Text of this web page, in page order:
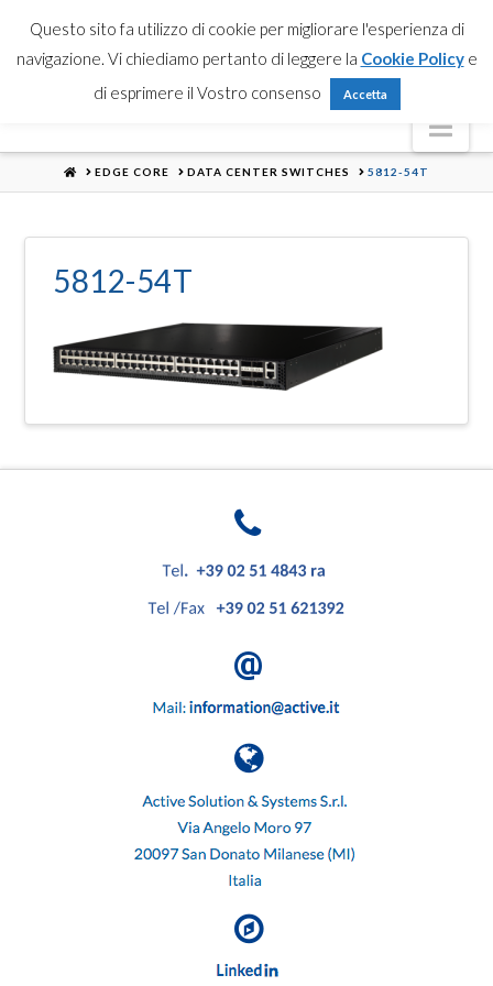
HOMEEDGE CORE DATA CENTER SWITCHES 5812-54T
5812-54T
Questo sito fa utilizzo di cookie per migliorare l'esperienza di
navigazione. Vi chiediamo pertanto di leggere la Cookie Policye
di esprimere il Vostro consenso
Accetta